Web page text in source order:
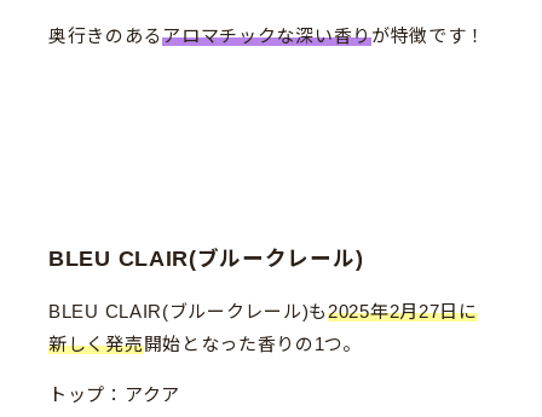
奥行きのあるアロマチックな深い香りが特徴です！
BLEU CLAIR(ブルークレール)
BLEU CLAIR(ブルークレール)も2025年2月27日に
新しく発売開始となった香りの1つ。
トップ：アクア